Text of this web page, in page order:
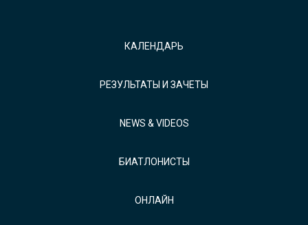
КАЛЕНДАРЬ
РЕЗУЛЬТАТЫ И ЗАЧЕТЫ
NEWS & VIDEOS
БИАТЛОНИСТЫ
ОНЛАЙН